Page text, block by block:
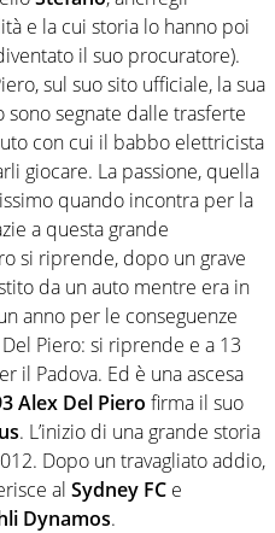
e la cui storia lo hanno poi
il suo procuratore).
sul suo sito ufficiale, la sua
segnate dalle trasferte
con cui il babbo elettricista
giocare. La passione, quella
quando incontra per la
a questa grande
si riprende, dopo un grave
da un auto mentre era in
anno per le conseguenze
Piero: si riprende e a 13
il Padova. Ed è una ascesa
Alex Del Piero firma il suo
. L’inizio di una grande storia
Dopo un travagliato addio,
al Sydney FC e
Dynamos.